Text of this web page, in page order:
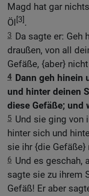
Magd hat gar
Öl [3].
3 Da sagte er: Geh
draußen, von all
Gefäße, {aber}
4 Dann geh hinein
und hinter deinen
diese Gefäße; und
5 Und sie ging von
hinter sich und
sie ihr {die
6 Und es geschah,
sagte sie zu ihrem
Gefäß! Er aber